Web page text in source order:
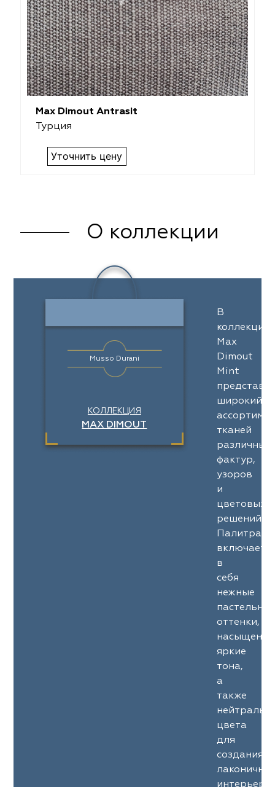
Max Dimout Antrasit
Турция
Уточнить цену
О коллекции
Musso Durani
КОЛЛЕКЦИЯ
MAX DIMOUT
В
коллекции
Max
Dimout
Mint
широкий
тканей
различных
фактур,
узоров
и
цветовых
решений.
Палитра
включает
в
себя
нежные
оттенки,
яркие
тона,
а
также
цвета
для
создания